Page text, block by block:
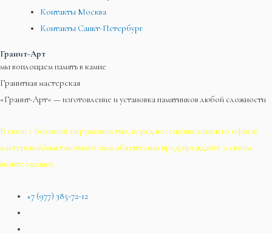
Контакты Москва
Контакты Санкт-Петербург
Гранит-Арт
мы воплощаем память в камне
Гранитная мастерская
«Гранит-Арт» — изготовление и установка памятников любой сложности
В связи с большой загруженностью, перед посещением нашего офиса/
мастерской/выставочного зала обязательно предупреждайте о своём
визите заранее.
+7 (977) 385-72-12